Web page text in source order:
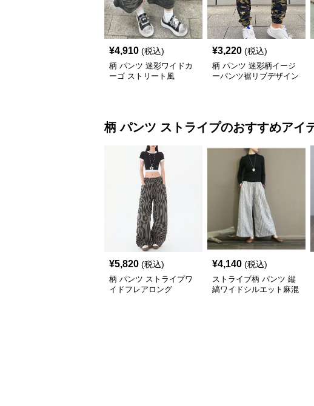
¥4,910 (税込)
柄 パンツ 迷彩ワイドカ
ーゴ ストリート風
¥3,220 (税込)
柄 パンツ 迷彩柄イージ
ーパンツ裾リブデザイン
柄 パンツ ストライプのおすすめアイ
¥5,820 (税込)
柄 パンツ ストライプワ
イドフレアロング
¥4,140 (税込)
ストライブ柄 パンツ 縦
縞ワイドシルエット麻混